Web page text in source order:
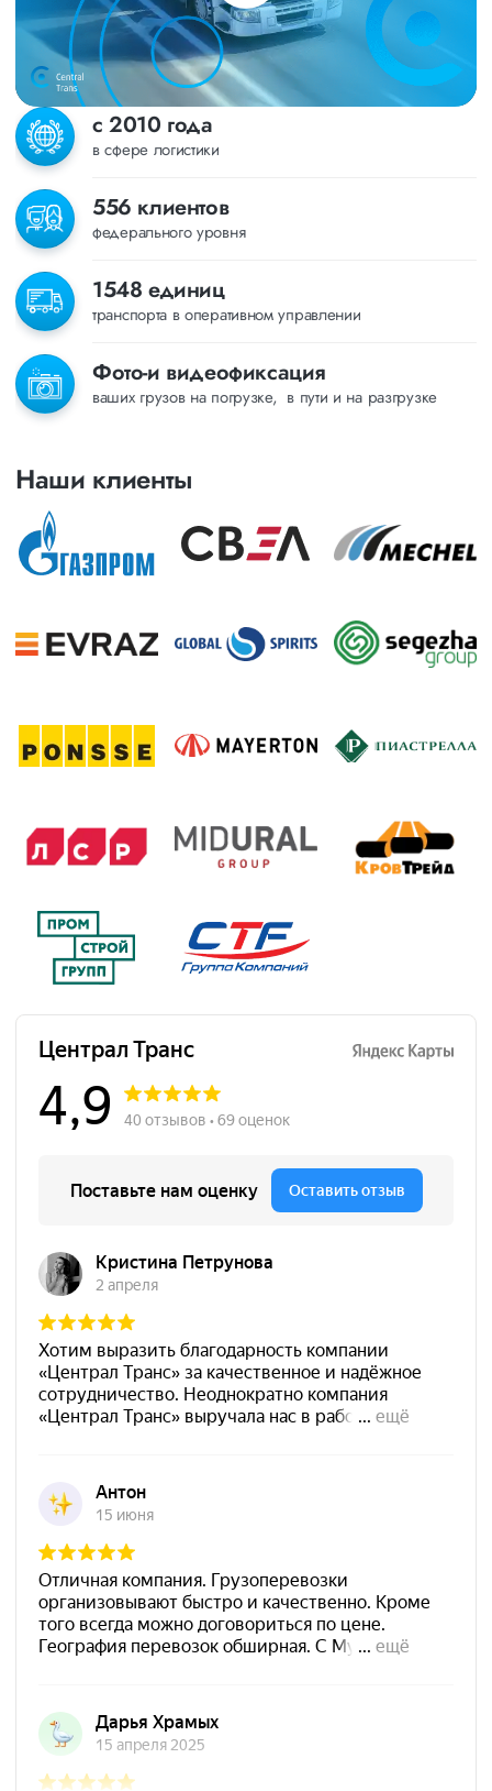
с 2010 года
в сфере логистики
556 клиентов
федерального уровня
1548 единиц
транспорта в оперативном управлении
Фото-и видеофиксация
ваших грузов на погрузке, в пути и на разгрузке
Наши клиенты